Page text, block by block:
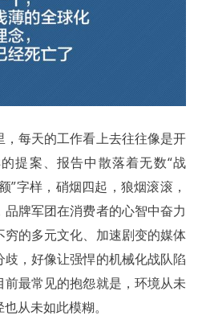
提案、报告中散落着无数“战
”字样，硝烟四起，狼烟滚滚，
牌军团在消费者的心智中奋力
的多元文化、加速剧变的媒体
，好像让强悍的机械化战队陷
最常见的抱怨就是，环境从未
从未如此模糊。